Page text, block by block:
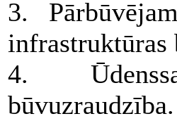
3.
infrastruktūras
4.
būvuzraudzība.